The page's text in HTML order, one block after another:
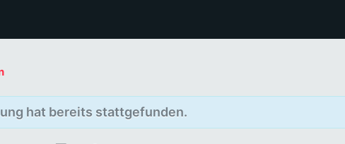
hat bereits stattgefunden.